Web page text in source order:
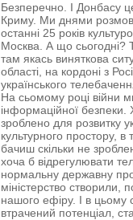
Безперечно. І Донбасу
Криму. Ми днями
останні 25 років
Москва. А що сьогодні?
там якась виняткова
області, на кордоні з
українського
На сьомому році війни
інформаційної безпеки.
зроблено для розвитку
культурного простору,
бачиш скільки не
хоча б відрегулювати
нормальну державну
міністерство створили,
нашого ефіру. І в цьому
втрачений потенціал,